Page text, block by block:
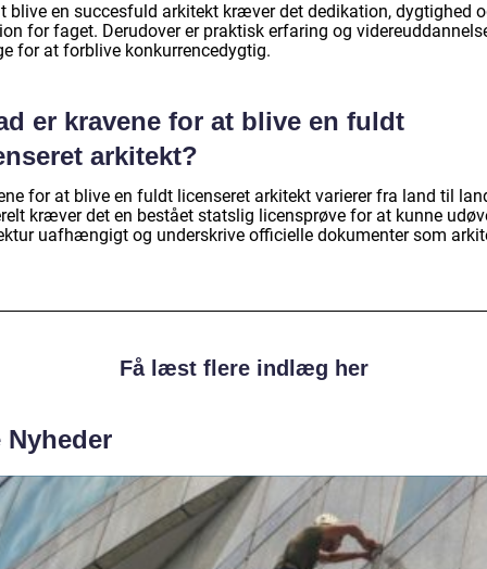
blive en succesfuld arkitekt kræver det dedikation, dygtighed
for faget. Derudover er praktisk erfaring og
for at forblive konkurrencedygtig.
er kravene for at blive en fuldt
arkitekt?
for at blive en fuldt licenseret arkitekt varierer fra land til
kræver det en bestået statslig licensprøve for at kunne
uafhængigt og underskrive officielle dokumenter som
Få læst flere indlæg her
Nyheder